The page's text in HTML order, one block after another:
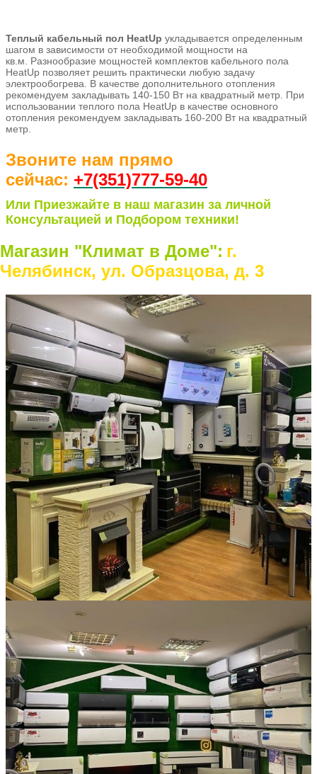
Теплый кабельный пол HeatUp укладывается определенным
шагом в зависимости от необходимой мощности на
кв.м. Разнообразие мощностей комплектов кабельного пола
HeatUp позволяет решить практически любую задачу
электрообогрева. В качестве дополнительного отопления
рекомендуем закладывать 140-150 Вт на квадратный метр. При
использовании теплого пола HeatUp в качестве основного
отопления рекомендуем закладывать 160-200 Вт на квадратный
метр.
Звоните нам прямо
сейчас: +7(351)777-59-40
Или Приезжайте в наш магазин за личной
Консультацией и Подбором техники!
Магазин "Климат в Доме": г.
Челябинск, ул. Образцова, д. 3